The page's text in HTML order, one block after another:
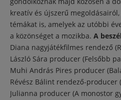
kreatív és újszerű
témákat is, amelyek az utóbbi
a közönséget a mozikba. A
Diana nagyjátékfilmes rendező
László Sára producer (Felsőbb
Muhi András Pires producer
Révész Bálint rendező-producer
Julianna producer (A monostor